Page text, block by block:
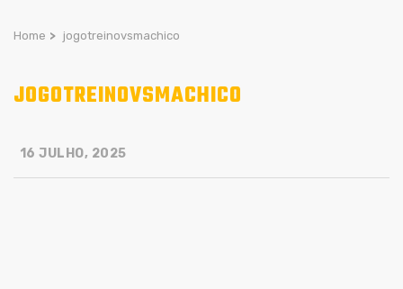
Home > jogotreinovsmachico
JOGOTREINOVSMACHICO
16 JULHO, 2025